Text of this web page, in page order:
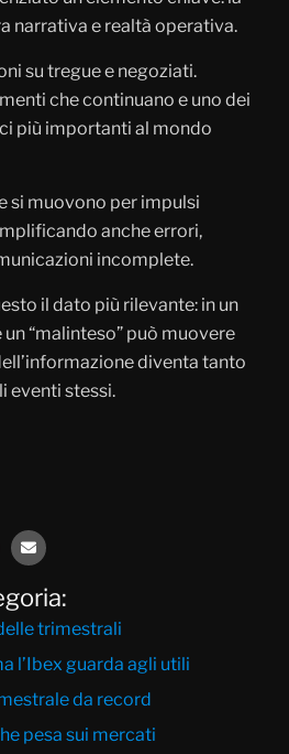
narrativa e realtà operativa.
su tregue e negoziati.
che continuano e uno dei
più importanti al mondo
si muovono per impulsi
anche errori,
incomplete.
il dato più rilevante: in un
“malinteso” può muovere
diventa tanto
eventi stessi.
trimestrali
l’Ibex guarda agli utili
da record
pesa sui mercati